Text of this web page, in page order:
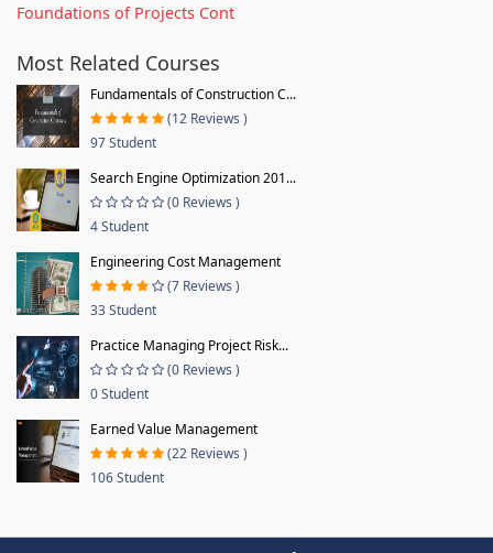
Foundations of Projects Cont
Most Related Courses
Fundamentals of Construction C...
(12 Reviews )
97 Student
Search Engine Optimization 201...
(0 Reviews )
4 Student
Engineering Cost Management
(7 Reviews )
33 Student
Practice Managing Project Risk...
(0 Reviews )
0 Student
Earned Value Management
(22 Reviews )
106 Student